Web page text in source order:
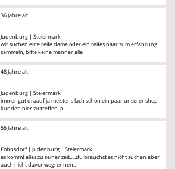
36 Jahre alt
Judenburg | Steiermark
wir suchen eine reife dame oder ein reifes paar zum erfahrung
sammeln, bitte keine männer alle
48 Jahre alt
Judenburg | Steiermark
immer gut draauf ja meistens lach schön ein paar unserer shop
kunden hier zu treffen, p
56 Jahre alt
Fohnsdorf | Judenburg | Steiermark
es kommt alles zu seiner zeit.....du brauchst es nicht suchen aber
auch nicht davor wegrennen..